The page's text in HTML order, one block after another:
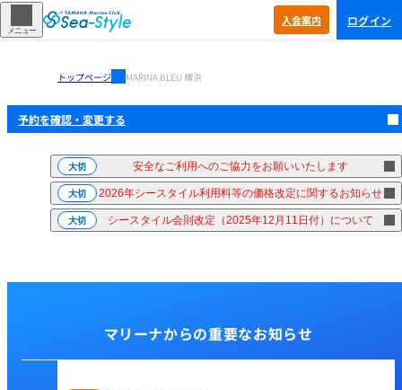
メニュー
入会案内 ログイン
トップページ MARINA BLEU 横浜
予約を確認・ 変更する
大切 安全なご利用へのご協力をお願いいたします
大切 2026年シースタイル利用料等の価格改定に関するお知らせ
大切 シースタイル会則改定（2025年12月11日付）について
マリーナからの重要なお知らせ